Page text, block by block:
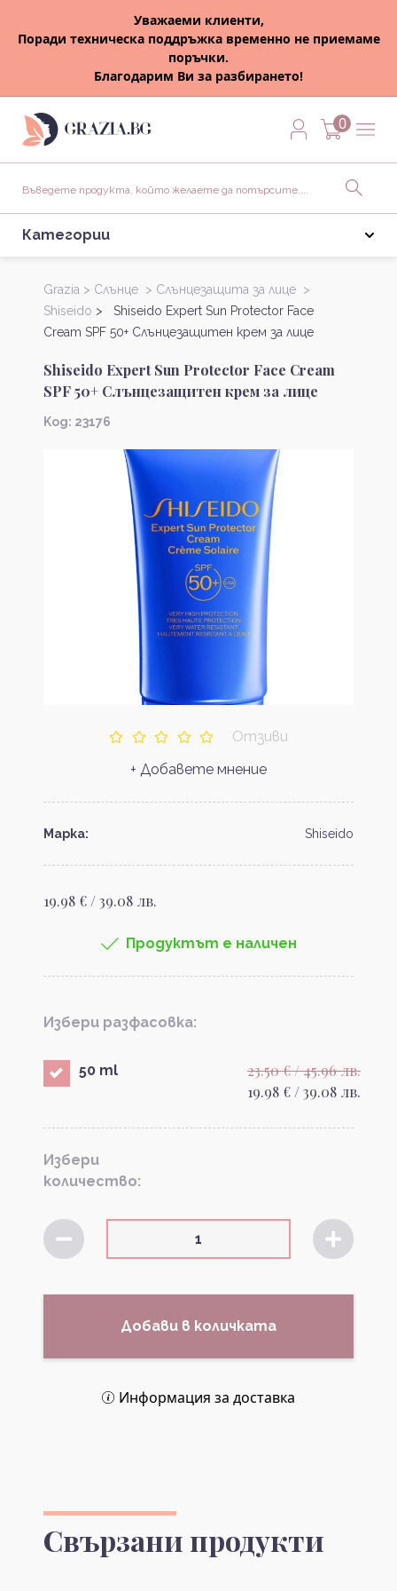
Уважаеми клиенти,
Поради техническа поддръжка временно не приемаме
поръчки.
Благодарим Ви за разбирането!
0
Категории
Grazia > Слънце > Слънцезащита за лице >
Shiseido > Shiseido Expert Sun Protector Face
Cream SPF 50+ Слънцезащитен крем за лице
Shiseido Expert Sun Protector Face Cream
SPF 50+ Слънцезащитен крем за лице
Kод: 23176
Отзиви
+ Добавете мнение
Марка: Shiseido
19.98 € / 39.08 лв.
Продуктът е наличен
Избери разфасовка:
50 ml
23.50 € / 45.96 лв.
19.98 € / 39.08 лв.
Избери
количество:
Добави в количката
Информация за доставка
Свързани продукти